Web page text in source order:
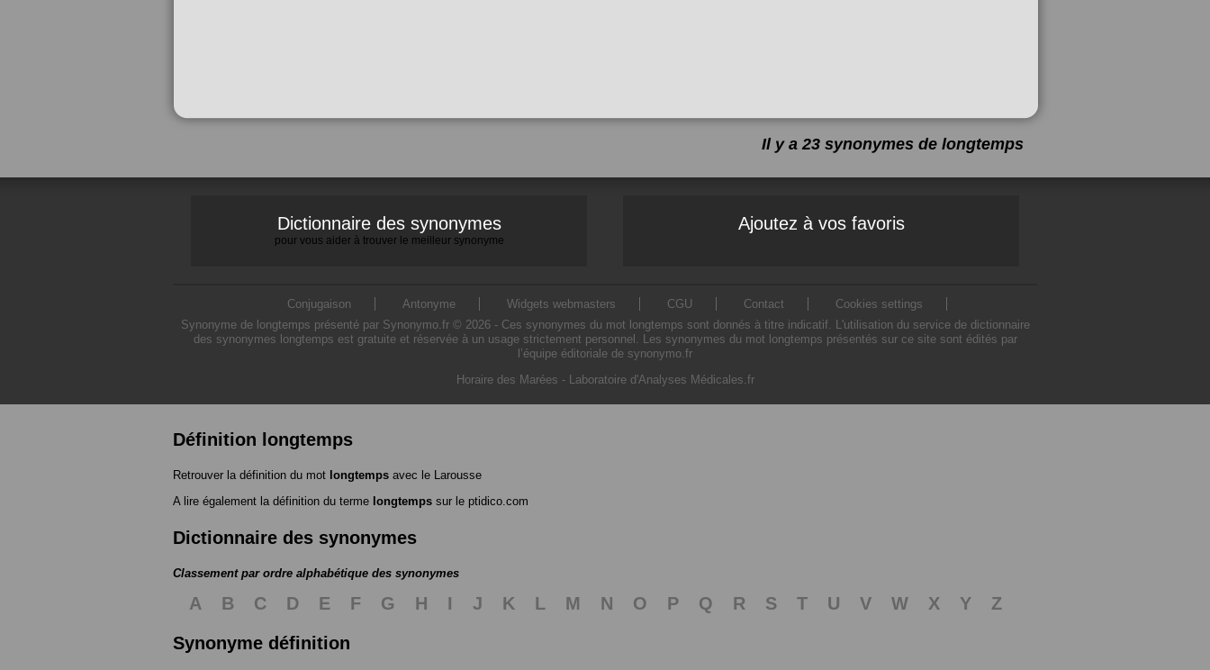
Il y a 23 synonymes de longtemps
Dictionnaire des synonymes
pour vous aider à trouver le meilleur synonyme
Ajoutez à vos favoris
Conjugaison Antonyme Widgets webmasters CGU Contact
Cookies settings
Synonyme de longtemps présenté par Synonymo.fr © 2026 - Ces synonymes du mot longtemps sont donnés à titre indicatif. L'utilisation du service de dictionnaire
des synonymes longtemps est gratuite et réservée à un usage strictement personnel. Les synonymes du mot longtemps présentés sur ce site sont édités par
l’équipe éditoriale de synonymo.fr
Horaire des Marées - Laboratoire d'Analyses Médicales.fr
Définition longtemps
Retrouver la définition du mot longtemps avec le Larousse
A lire également la définition du terme longtemps sur le ptidico.com
Dictionnaire des synonymes
Classement par ordre alphabétique des synonymes
A B C D E F G H I J K L M N O P Q R S T U V W X Y
Z
Synonyme définition